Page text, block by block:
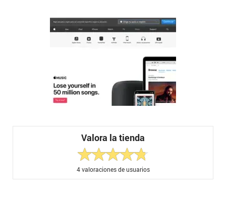
Valora la tienda
4valoraciones de usuarios